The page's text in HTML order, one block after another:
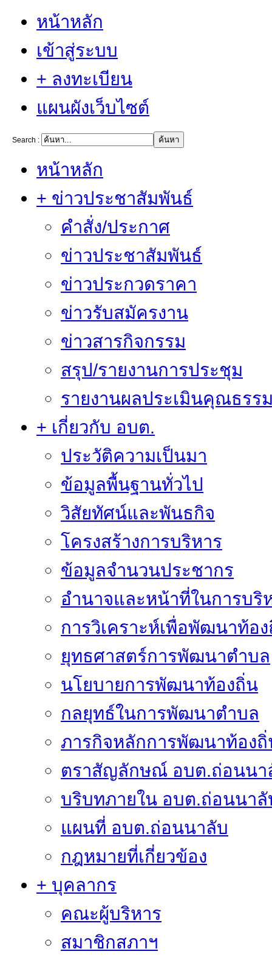
หน้าหลัก
เข้าสู่ระบบ
+ ลงทะเบียน
แผนผังเว็บไซต์
Search :
หน้าหลัก
+ ข่าวประชาสัมพันธ์
คำสั่ง/ประกาศ
ข่าวประชาสัมพันธ์
ข่าวประกวดราคา
ข่าวรับสมัครงาน
ข่าวสารกิจกรรม
สรุป/รายงานการประชุม
รายงานผลประเมินคุณธรร
+ เกี่ยวกับ อบต.
ประวัติความเป็นมา
ข้อมูลพื้นฐานทั่วไป
วิสัยทัศน์และพันธกิจ
โครงสร้างการบริหาร
ข้อมูลจำนวนประชากร
อำนาจและหน้าที่ในการบริ
การวิเคราะห์เพื่อพัฒนาท้อ
ยุทธศาสตร์การพัฒนาตำบล
นโยบายการพัฒนาท้องถิ่น
กลยุทธ์ในการพัฒนาตำบล
ภารกิจหลักการพัฒนาท้อง
ตราสัญลักษณ์ อบต.ถ่อนนา
บริบทภายใน อบต.ถ่อนนา
แผนที่ อบต.ถ่อนนาลับ
กฎหมายที่เกี่ยวข้อง
+ บุคลากร
คณะผู้บริหาร
สมาชิกสภาฯ